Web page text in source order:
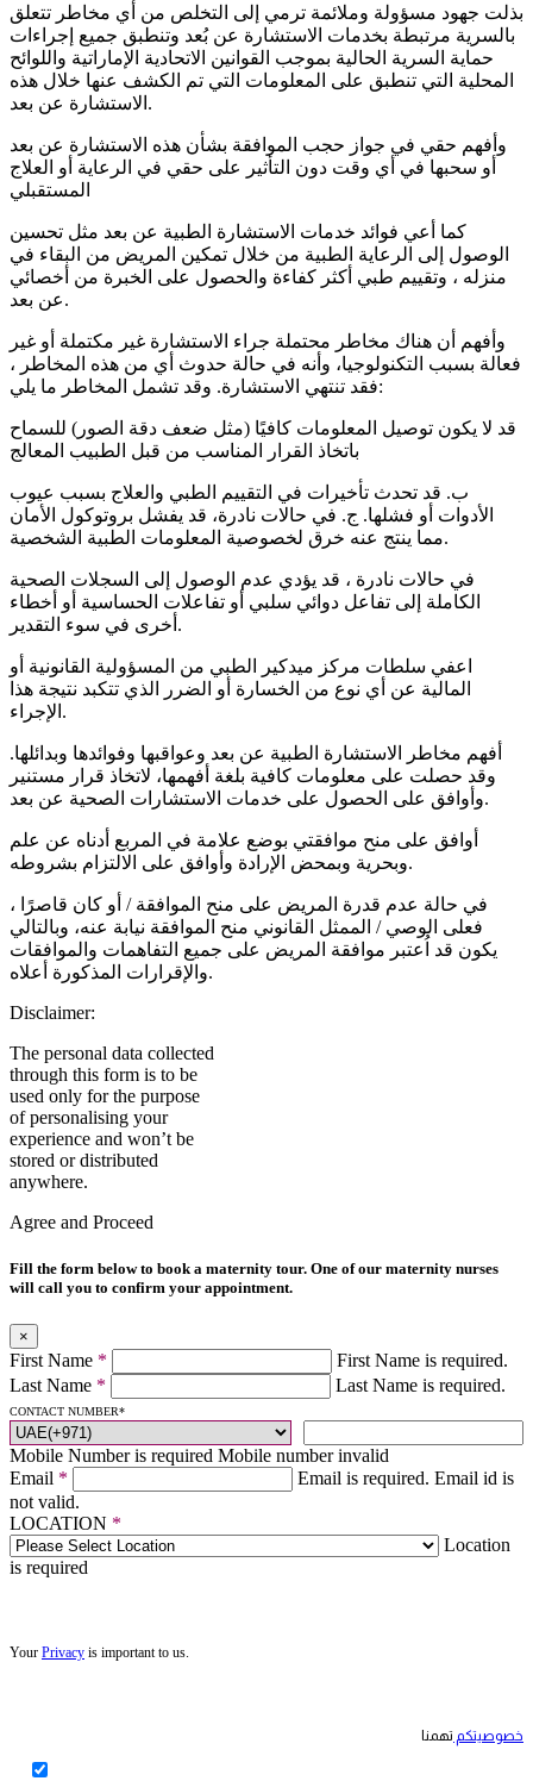
بذلت جهود مسؤولة وملائمة ترمي إلى التخلص من أي مخاطر تتعلق
بالسرية مرتبطة بخدمات الاستشارة عن بُعد وتنطبق جميع إجراءات
حماية السرية الحالية بموجب القوانين الاتحادية الإماراتية واللوائح
المحلية التي تنطبق على المعلومات التي تم الكشف عنها خلال هذه
الاستشارة عن بعد.
وأفهم حقي في جواز حجب الموافقة بشأن هذه الاستشارة عن بعد
أو سحبها في أي وقت دون التأثير على حقي في الرعاية أو العلاج
المستقبلي
كما أعي فوائد خدمات الاستشارة الطبية عن بعد مثل تحسين
الوصول إلى الرعاية الطبية من خلال تمكين المريض من البقاء في
منزله ، وتقييم طبي أكثر كفاءة والحصول على الخبرة من أخصائي
عن بعد.
وأفهم أن هناك مخاطر محتملة جراء الاستشارة غير مكتملة أو غير
فعالة بسبب التكنولوجيا، وأنه في حالة حدوث أي من هذه المخاطر ،
فقد تنتهي الاستشارة. وقد تشمل المخاطر ما يلي:
قد لا يكون توصيل المعلومات كافيًا (مثل ضعف دقة الصور) للسماح
باتخاذ القرار المناسب من قبل الطبيب المعالج
ب. قد تحدث تأخيرات في التقييم الطبي والعلاج بسبب عيوب
الأدوات أو فشلها. ج. في حالات نادرة، قد يفشل بروتوكول الأمان
مما ينتج عنه خرق لخصوصية المعلومات الطبية الشخصية.
في حالات نادرة ، قد يؤدي عدم الوصول إلى السجلات الصحية
الكاملة إلى تفاعل دوائي سلبي أو تفاعلات الحساسية أو أخطاء
أخرى في سوء التقدير.
اعفي سلطات مركز ميدكير الطبي من المسؤولية القانونية أو
المالية عن أي نوع من الخسارة أو الضرر الذي تتكبد نتيجة هذا
الإجراء.
أفهم مخاطر الاستشارة الطبية عن بعد وعواقبها وفوائدها وبدائلها.
وقد حصلت على معلومات كافية بلغة أفهمها، لاتخاذ قرار مستنير
وأوافق على الحصول على خدمات الاستشارات الصحية عن بعد.
أوافق على منح موافقتي بوضع علامة في المربع أدناه عن علم
وبحرية وبمحض الإرادة وأوافق على الالتزام بشروطه.
في حالة عدم قدرة المريض على منح الموافقة / أو كان قاصرًا ،
فعلى الوصي / الممثل القانوني منح الموافقة نيابة عنه، وبالتالي
يكون قد اُعتبر موافقة المريض على جميع التفاهمات والموافقات
والإقرارات المذكورة أعلاه.
Disclaimer:
The personal data collected
through this form is to be
used only for the purpose
of personalising your
experience and won’t be
stored or distributed
anywhere.
Agree and Proceed
Fill the form below to book a maternity tour. One of our maternity nurses
will call you to confirm your appointment.
×
First Name *
First Name is required.
Last Name * Last Name is required.
CONTACT NUMBER*
Mobile Number is required Mobile number invalid
Email * Email is required. Email id is
not valid.
LOCATION *
Location
is required
Your Privacy is important to us.
خصوصيتكم تهمنا